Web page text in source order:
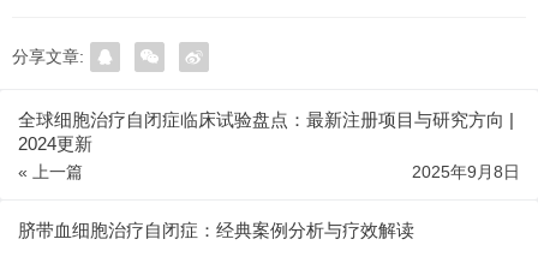
分享文章:
全球细胞治疗自闭症临床试验盘点：最新注册项目与研究方向 |
2024更新
« 上一篇 2025年9月8日
脐带血细胞治疗自闭症：经典案例分析与疗效解读